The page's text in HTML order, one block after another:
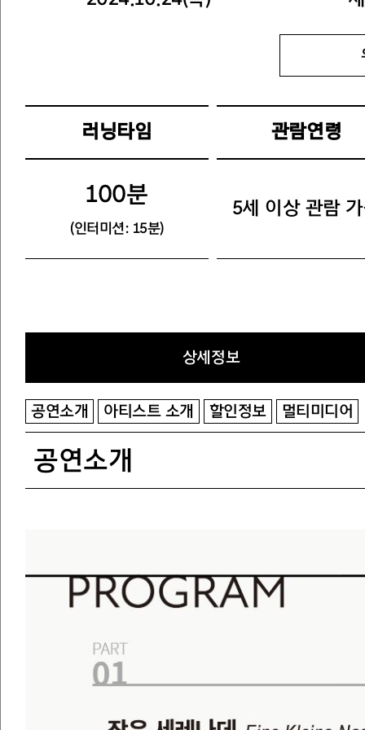
러닝타임 관람연령
100분
(인터미션: 15분)
5세 이상 관람
상세정보
공연소개 아티스트 소개 할인정보 멀티미디어
공연소개